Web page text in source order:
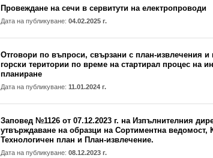
Провеждане на сечи в сервитути на електропроводи
Дата на публикуване: 04.02.2025 г.
Отговори по въпроси, свързани с план-извлечения
горски територии по време на стартирал процес на
планиране
Дата на публикуване: 11.01.2024 г.
Заповед №1126 от 07.12.2023 г. на Изпълнителния
утвърждаване на образци на Сортиментна ведомост,
Технологичен план и План-извлечение.
Дата на публикуване: 08.12.2023 г.